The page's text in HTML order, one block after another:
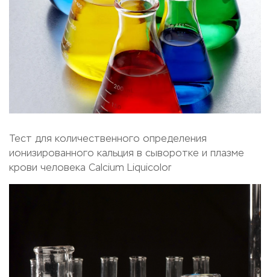
Тест для количественного определения
ионизированного кальция в сыворотке и плазме
крови человека Calcium Liquicolor